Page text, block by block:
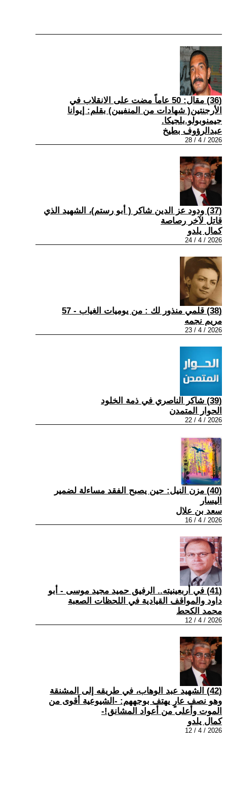
(36) مقال: 50 عاماً مضت على الانقلاب في
الأرجنتين( شهادات من المنفيين) بقلم: إيوانا
جيمنوبولو.بلجيكا.
عبدالرؤوف بطيخ
2026 / 4 / 28
(37) ودود عز الدين شاكر ( أبو رستم)، الشهيد الذي
قاتل لآخر رصاصة
كمال يلدو
2026 / 4 / 24
(38) قلمي منذور لك : من يوميات الغياب - 57
مريم نجمه
2026 / 4 / 23
(39) شاكر الناصري في ذمة الخلود
الحوار المتمدن
2026 / 4 / 22
(40) مزن النيل: حين يصبح الفقد مساءلة لضمير
اليسار
سعد بن علال
2026 / 4 / 16
(41) في أربعينيته.. الرفيق حميد مجيد موسى - أبو
داود والمواقف القيادية في اللحظات الصعبة
محمد الكحط
2026 / 4 / 12
(42) الشهيد عبد الوهاب، في طريقه إلى المشنقة
وهو نصف عارٍ يهتف بوجههم: -الشيوعية أقوى من
الموت وأعلى من أعواد المشانق!-
كمال يلدو
2026 / 4 / 12